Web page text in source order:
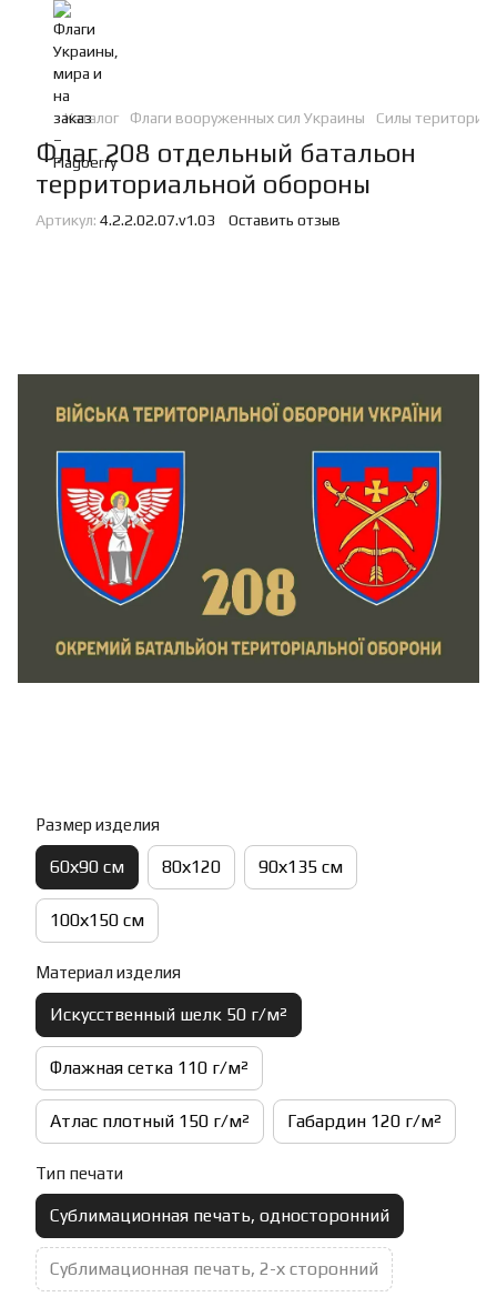
Каталог Флаги вооруженных сил Украины Силы
Флаг 208 отдельный батальон
территориальной обороны
Артикул: 4.2.2.02.07.v1.03 Оставить отзыв
Размер изделия
60х90 см 80х120 90х135 см
100х150 см
Материал изделия
Искусственный шелк 50 г/м²
Флажная сетка 110 г/м²
Атлас плотный 150 г/м² Габардин 120 г/м²
Тип печати
Сублимационная печать, односторонний
Сублимационная печать, 2-х сторонний